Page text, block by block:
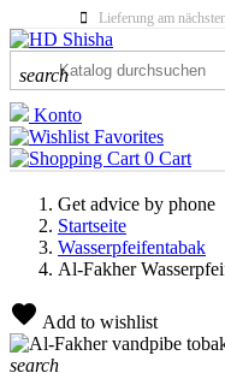
Lieferung am
search
Konto
Favorites
0 Cart
Get advice by phone
Startseite
Wasserpfeifentabak
Al-Fakher
Add to wishlist
search